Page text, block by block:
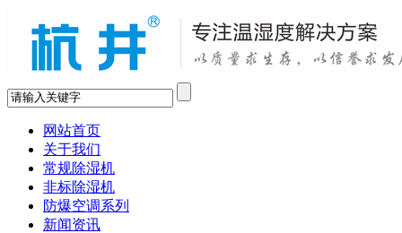
网站首页
关于我们
常规除湿机
非标除湿机
防爆空调系列
新闻资讯